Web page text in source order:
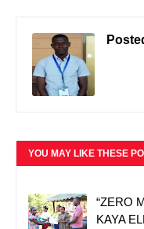
YOU MAY LIKE THESE
“ZERO
KAYA